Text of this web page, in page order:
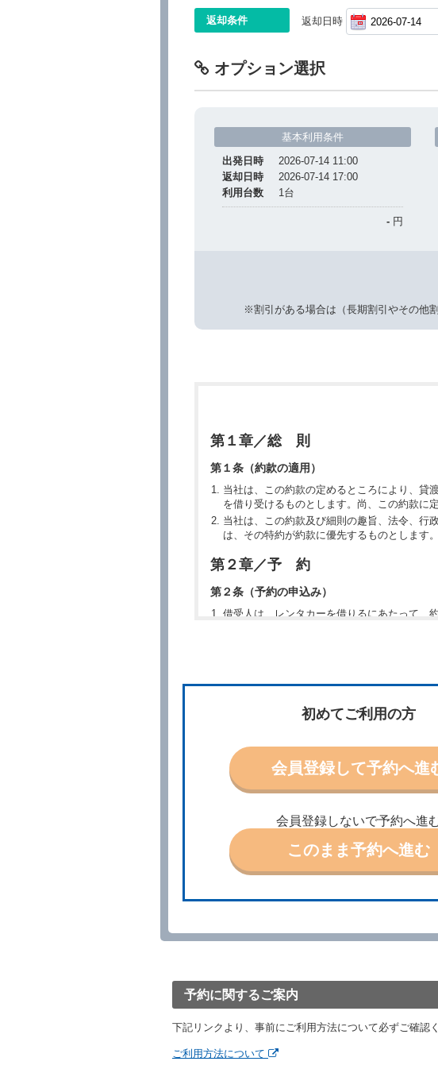
返却条件 返却日時
オプション選択
基本利用条件
出発日時
2026-07-14 11:00
返却日時
2026-07-14 17:00
利用台数
1 台
- 円
※割引がある場合は（長期割引やその他
第１章／総 則
第１条（約款の適用）
当社は、この約款の定めるところにより、貸
を借り受けるものとします。尚、この約款に
当社は、この約款及び細則の趣旨、法令、行
は、その特約が約款に優先するものとします。
第２章／予 約
第２条（予約の申込み）
借受人は、レンタカーを借りるにあたって、
予約の申込みを行うことができます。なお
場合、借受人は、当社が特に認める場合を除
第３条（予約の変更）
借受人は、前条第１項の借受条件を変更しよ
第４条（予約の取消し等）
借受人は、別に定める方法により予約を取り
借受人が、借受人の都合により予約した借
結手続きに着手しなかったときは、予約が取
前２項の場合、借受人は、別に定めるとこ
ったときは、受領済の予約申込金を借受人に
当社の都合により、予約が取り消されたと
ます。
きは、予約は取り消されたものとします。こ
当社は、借受人から予約のあった車種クラス
渡すものとします。なお、代替レンタカーの
渡料金によるものとし、予約された車種クラ
借受人は、第１項の代替レンタカーの貸渡し
前項の場合、第１項の貸渡しをすることがで
初めてご利用の方
会員登録して予約へ進
会員登録しないで予約へ進
このまま予約へ進む
予約に関するご案内
下記リンクより、事前にご利用方法について必ずご確認く
ご利用方法について